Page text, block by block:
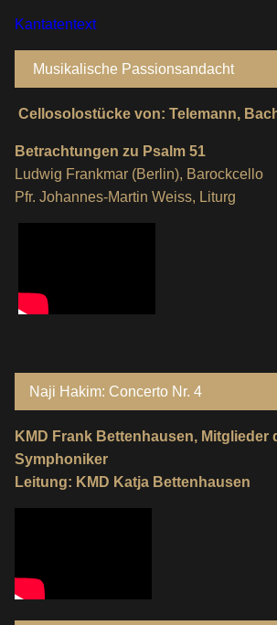
Kantatentext
Musikalische Passionsandacht
Cellosolostücke von: Telemann,
Betrachtungen zu Psalm 51
Ludwig Frankmar (Berlin), Barockcello
Pfr. Johannes-Martin Weiss, Liturg
Naji Hakim: Concerto Nr. 4
KMD Frank Bettenhausen, Mitglieder
Symphoniker
Leitung: KMD Katja Bettenhausen